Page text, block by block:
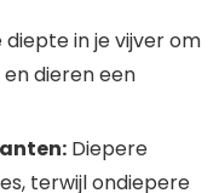
diepte in je vijver om
dieren een
Diepere
terwijl ondiepere